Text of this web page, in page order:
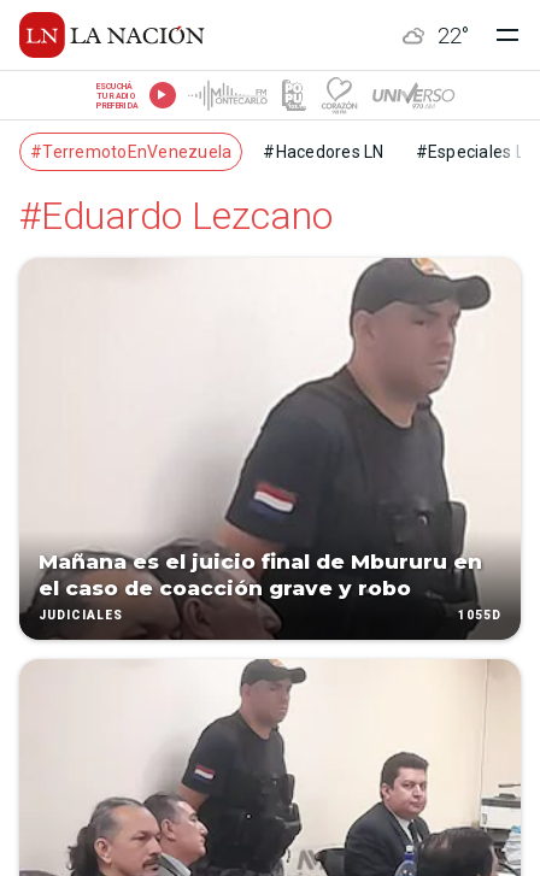
22°
ESCUCHÁ
TU RADIO
PREFERIDA
#TerremotoEnVenezuela #Hacedores LN #Especiales LN
#Eduardo Lezcano
Mañana es el juicio final de Mbururu en
el caso de coacción grave y robo
JUDICIALES 1055D